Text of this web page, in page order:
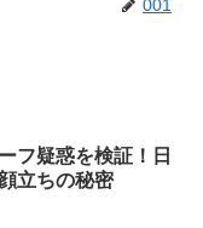
001
フ疑惑を検証！日
立ちの秘密